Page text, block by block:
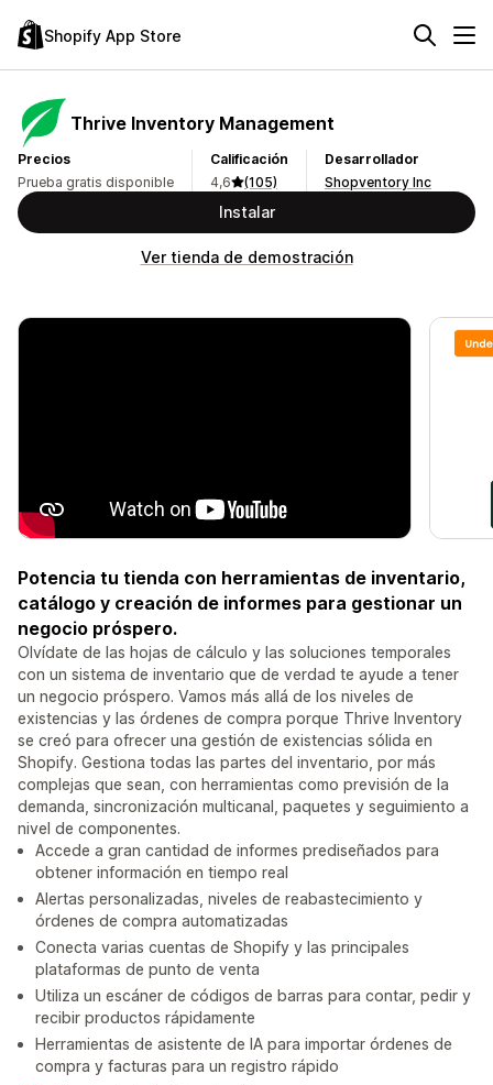
Shopify App Store
Thrive Inventory Management
Precios
Prueba gratis disponible
Calificación
4,6
(105)
Desarrollador
Shopventory Inc
Instalar
Ver tienda de demostración
Potencia tu tienda con herramientas de inventario,
catálogo y creación de informes para gestionar un
negocio próspero.
Olvídate de las hojas de cálculo y las soluciones temporales
con un sistema de inventario que de verdad te ayude a tener
un negocio próspero. Vamos más allá de los niveles de
existencias y las órdenes de compra porque Thrive Inventory
se creó para ofrecer una gestión de existencias sólida en
Shopify. Gestiona todas las partes del inventario, por más
complejas que sean, con herramientas como previsión de la
demanda, sincronización multicanal, paquetes y seguimiento a
nivel de componentes.
Accede a gran cantidad de informes prediseñados para
obtener información en tiempo real
Alertas personalizadas, niveles de reabastecimiento y
órdenes de compra automatizadas
Conecta varias cuentas de Shopify y las principales
plataformas de punto de venta
Utiliza un escáner de códigos de barras para contar, pedir y
recibir productos rápidamente
Herramientas de asistente de IA para importar órdenes de
compra y facturas para un registro rápido